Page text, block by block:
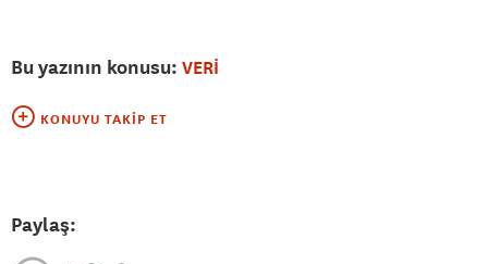
Bu yazının konusu: VERİ
KONUYU TAKIP ET
Paylaş: